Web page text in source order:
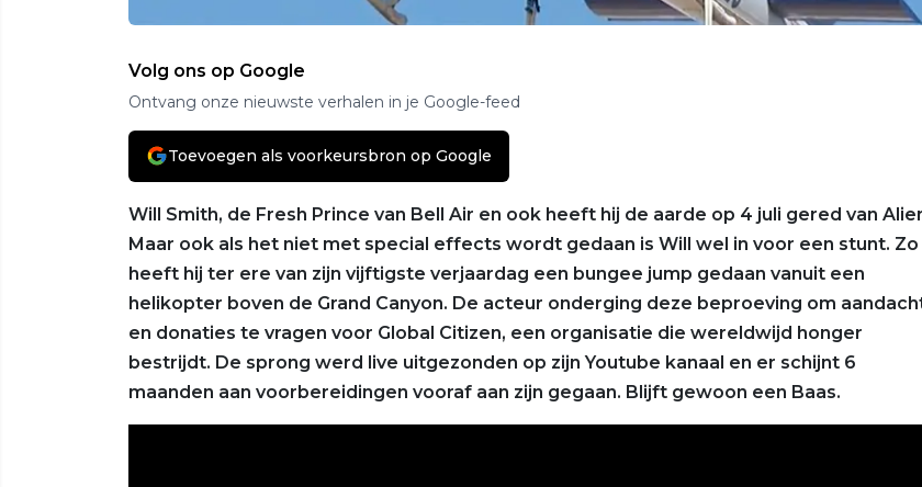
Volg ons op Google
Ontvang onze nieuwste verhalen in je Google-feed
Toevoegen als voorkeursbron op Google
Will Smith, de Fresh Prince van Bell Air en ook heeft hij de aarde op 4 juli gered van
Maar ook als het niet met special effects wordt gedaan is Will wel in voor een stunt. Zo
heeft hij ter ere van zijn vijftigste verjaardag een bungee jump gedaan vanuit een
helikopter boven de Grand Canyon. De acteur onderging deze beproeving om
en donaties te vragen voor Global Citizen, een organisatie die wereldwijd honger
bestrijdt. De sprong werd live uitgezonden op zijn Youtube kanaal en er schijnt 6
maanden aan voorbereidingen vooraf aan zijn gegaan. Blijft gewoon een Baas.